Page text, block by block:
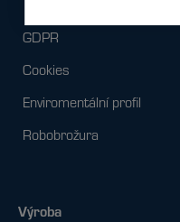
GDPR
Cookies
Enviromentální profil
Robobrožura
Výroba